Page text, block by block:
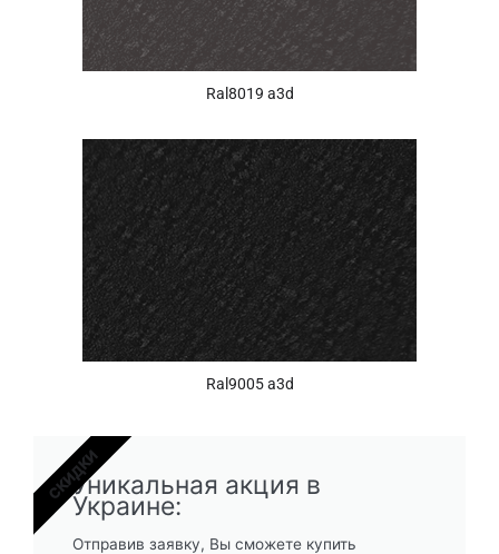
Ral8019 a3d
Ral9005 a3d
Уникальная акция в
Украине:
Отправив заявку, Вы сможете купить
СКИДКИ